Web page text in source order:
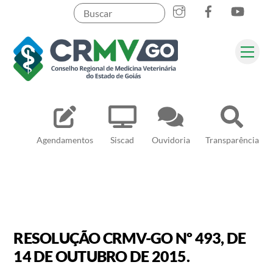
content
Agendamentos Siscad Ouvidoria Transparência
Pesquisar
RESOLUÇÃO CRMV-GO Nº 493, DE
14 DE OUTUBRO DE 2015.